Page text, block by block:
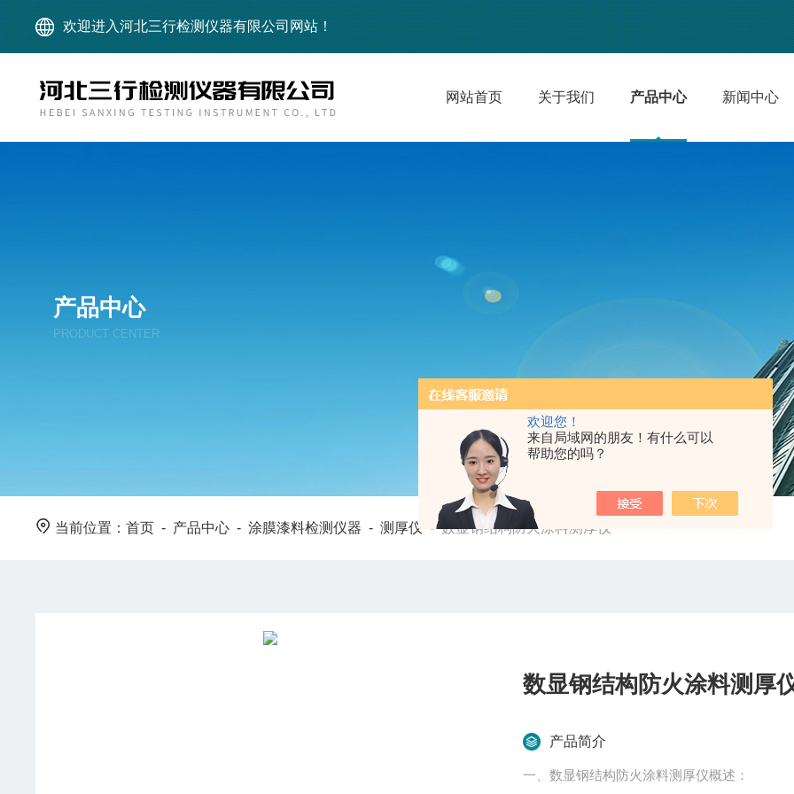
欢迎您！
来自局域网的朋友！有什么可以
帮助您的吗？
欢迎进入河北三行检测仪器有限公司网站！
网站首页 关于我们 产品中心 新闻中心
产品中心
PRODUCT CENTER
当前位置：首页 - 产品中心 -涂膜漆料检测仪器 -测厚仪 -数显钢结构防火涂料测厚仪
数显钢结构防火涂料测厚
产品简介
一、数显钢结构防火涂料测厚仪概述：